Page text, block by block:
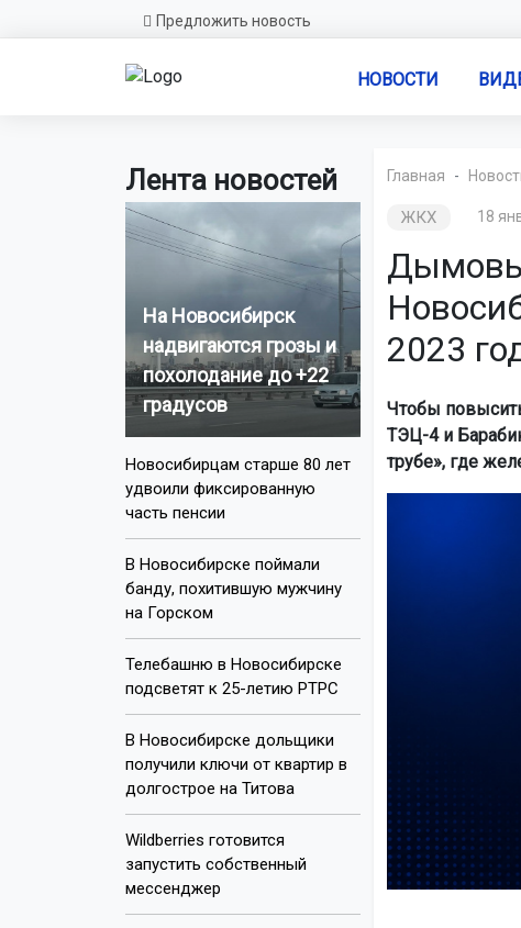
Предложить новость
НОВОСТИ
Лента новостей
На Новосибирск
надвигаются грозы и
похолодание до +22
градусов
Новосибирцам старше 80 лет
удвоили фиксированную
часть пенсии
В Новосибирске поймали
банду, похитившую мужчину
на Горском
Телебашню в Новосибирске
подсветят к 25-летию РТРС
В Новосибирске дольщики
получили ключи от квартир в
долгострое на Титова
Wildberries готовится
запустить собственный
мессенджер
Главная
ЖКХ 18
2023
Чтобы
ТЭЦ-4 и
трубе», где